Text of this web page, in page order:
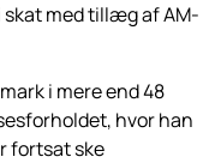
skat med tillæg af AM-
i mere end 48
hvor han
fortsat ske